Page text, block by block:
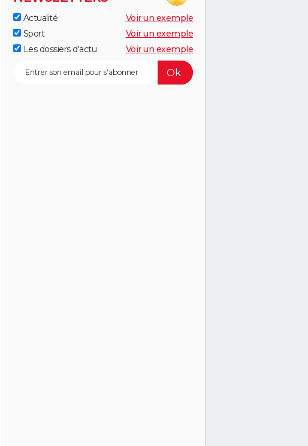
Actualité
Voir un exemple
Sport
Voir un exemple
Les dossiers d'actu
Voir un exemple